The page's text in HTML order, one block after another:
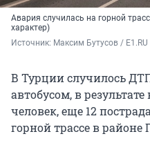
Авария случилась на горной
характер)
Источник: Максим Бутусов / E1.RU
В Турции случилось
автобусом, в
человек, еще 12
горной трассе в